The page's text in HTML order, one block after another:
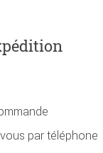
par téléphone